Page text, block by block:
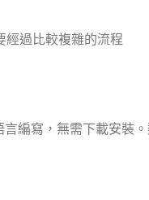
經過比較複雜的流程
編寫，無需下載安裝